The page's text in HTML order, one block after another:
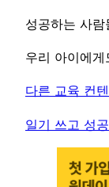
성공하는 사
우리 아이에
다른 교육 컨
일기 쓰고 성